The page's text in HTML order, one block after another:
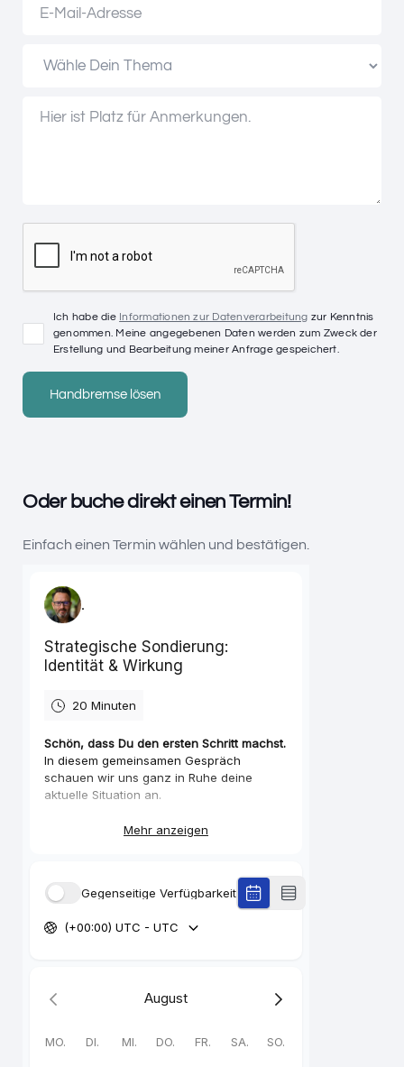
Ich habe die Informationen zur Datenverarbeitung zur Kenntnis
genommen. Meine angegebenen Daten werden zum Zweck der
Erstellung und Bearbeitung meiner Anfrage gespeichert.
Oder buche direkt einen Termin!
Einfach einen Termin wählen und bestätigen.